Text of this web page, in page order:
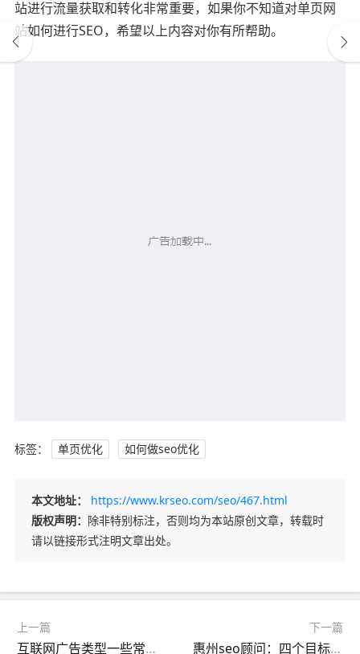
站进行流量获取和转化非常重要，如果你不知道对单页网
站如何进行SEO，希望以上内容对你有所帮助。
标签： 单页优化 如何做seo优化
本文地址：
https://www.krseo.com/seo/467.html
版权声明： 除非特别标注，否则均为本站原创文章，转载时
请以链接形式注明文章出处。
上一篇
互联网广告类型一些常见形式有哪些？
下一篇
惠州seo顾问：四个目标词与长尾关键词扩展方法